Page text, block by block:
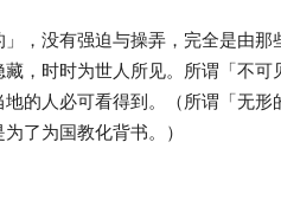
，没有强迫与操弄，完全是由
，时时为世人所见。所谓「不
的人必可看得到。（所谓「无
了为国教化背书。）